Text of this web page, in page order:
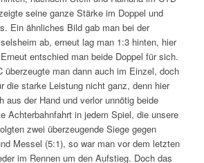
seine ganze Stärke im Doppel und
Ein ähnliches Bild gab man bei der
ab, erneut lag man 1:3 hinten, hier
entschied man beide Doppel für sich.
überzeugte man dann auch im Einzel, doch
die starke Leistung nicht ganz, denn hier
aus der Hand und verlor unnötig beide
Achterbahnfahrt in jedem Spiel, die unsere
zwei überzeugende Siege gegen
Messel (5:1), so war man vor dem letzten
im Rennen um den Aufstieg. Doch das